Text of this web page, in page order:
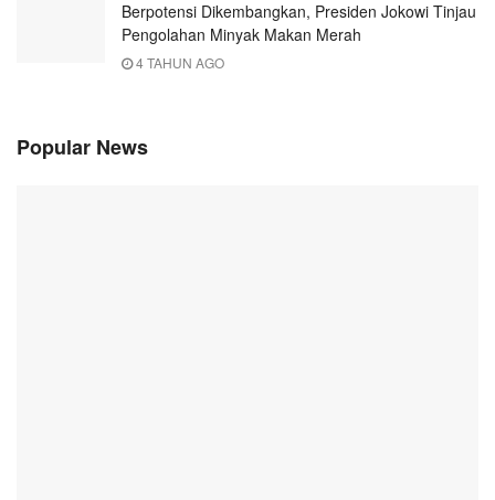
Berpotensi Dikembangkan, Presiden Jokowi Tinjau
Pengolahan Minyak Makan Merah
4 TAHUN AGO
Popular News